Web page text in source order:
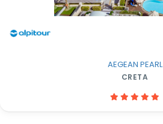
AEGEAN PEARL
CRETA